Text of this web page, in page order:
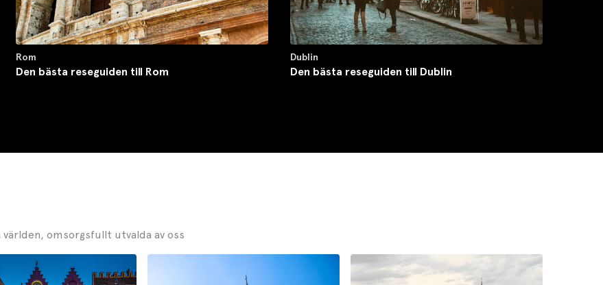
Rom
Den bästa reseguiden till Rom
Dublin
Den bästa reseguiden till Dublin
omsorgsfullt utvalda av oss